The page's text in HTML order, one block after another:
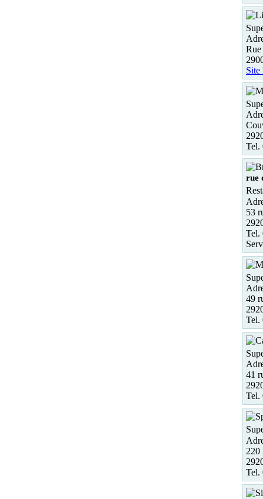
Site
Tel.
rue
53
Tel.
49
Tel.
41
Tel.
220
Tel.